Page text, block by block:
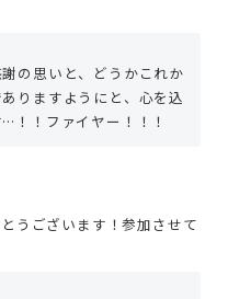
の思いと、どうかこれか
りますようにと、心を込
！！ファイヤー！！！
うございます！参加させて